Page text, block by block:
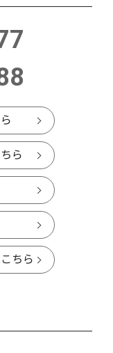
ら
ちら